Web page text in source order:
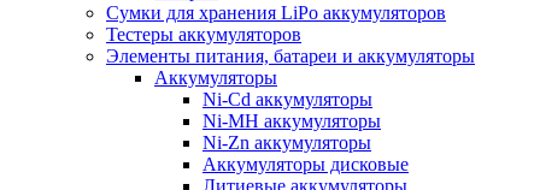
Сумки для хранения LiPo аккумуляторов
Тестеры аккумуляторов
Элементы питания, батареи и аккумуляторы
Аккумуляторы
Ni-Cd аккумуляторы
Ni-MH аккумуляторы
Ni-Zn аккумуляторы
Аккумуляторы дисковые
Литиевые аккумуляторы